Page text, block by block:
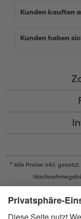
Kunden kauften
Kunden haben
* Alle Preise inkl.
und Eigentum der